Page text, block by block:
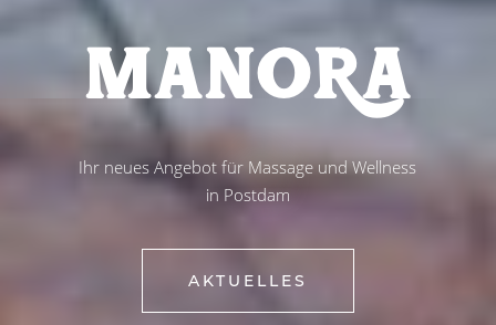
MANORA
AKTUELLES
Ihr neues Angebot für Massage und Wellness
in Postdam